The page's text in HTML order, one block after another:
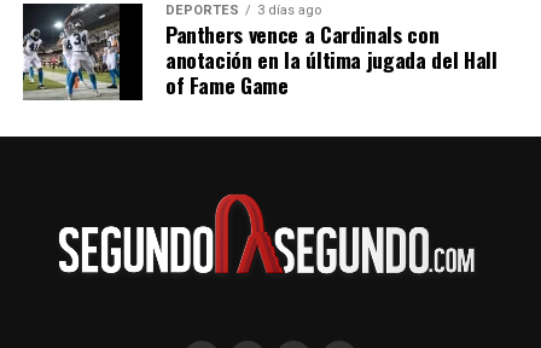
DEPORTES 3 días ago
Panthers vence a Cardinals con
anotación en la última jugada del Hall
of Fame Game